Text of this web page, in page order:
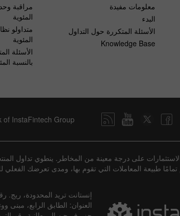
معلومات مفيدة
البدء
الأسئلة المتكررة حول التداول
Knowledge Base
مراقبة
المئوية
متداولو
المئوية
الأسئلة
بالنسبة
of InstaFintech Group
على درجة معينة من المخاطر. ينطوي تداول
تمامًا طبيعة المعاملات التي تقوم بها، ومدى تعرضك
إنستانت تريد المحدودة، ريج. رقم
العنوان: الطابق الرابع، مبنى